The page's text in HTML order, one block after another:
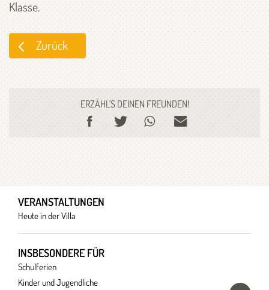
Klasse.
Zurück
ERZÄHL'S DEINEN FREUNDEN!
VERANSTALTUNGEN
Heute in der Villa
INSBESONDERE FÜR
Schulferien
Kinder und Jugendliche